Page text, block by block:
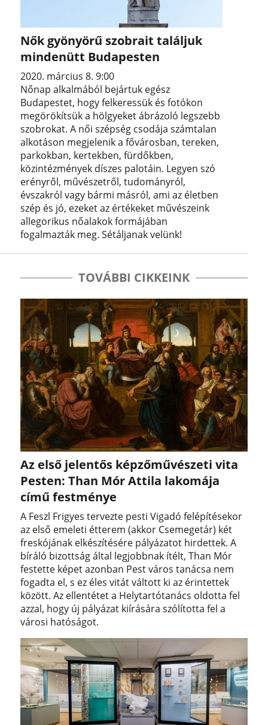
Nők gyönyörű szobrait találjuk
mindenütt Budapesten
2020. március 8. 9:00
Nőnap alkalmából bejártuk egész
Budapestet, hogy felkeressük és fotókon
megörökítsük a hölgyeket ábrázoló legszebb
szobrokat. A női szépség csodája számtalan
alkotáson megjelenik a fővárosban, tereken,
parkokban, kertekben, fürdőkben,
közintézmények díszes palotáin. Legyen szó
erényről, művészetről, tudományról,
évszakról vagy bármi másról, ami az életben
szép és jó, ezeket az értékeket művészeink
allegorikus nőalakok formájában
fogalmazták meg. Sétáljanak velünk!
TOVÁBBI CIKKEINK
Az első jelentős képzőművészeti vita
Pesten: Than Mór Attila lakomája
című festménye
A Feszl Frigyes tervezte pesti Vigadó felépítésekor
az első emeleti étterem (akkor Csemegetár) két
freskójának elkészítésére pályázatot hirdettek. A
bíráló bizottság által legjobbnak ítélt, Than Mór
festette képet azonban Pest város tanácsa nem
fogadta el, s ez éles vitát váltott ki az érintettek
között. Az ellentétet a Helytartótanács oldotta fel
azzal, hogy új pályázat kiírására szólította fel a
városi hatóságot.